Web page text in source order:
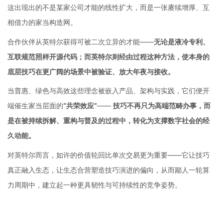
这出现出的不是某家公司才能的线性扩大，而是一张赓续增厚、互
相借力的家当构造网。
合作伙伴从英特尔获得可被二次立异的才能——无论是液冷专利、
互联规范照样开源代码；而英特尔则经由过程这种方法，使本身的
底层技巧在更广阔的场景中被验证、放大年夜与接收。
当普惠、绿色与高效这些理念被嵌入产品、架构与实践，它们便开
端催生家当层面的“共荣效应”—— 技巧不再只为高端范畴办事，而
是在被持续拆解、重构与普及的过程中，转化为支撑数字社会的经
久动能。
对英特尔而言，如许的价值轮回比单次交易更为重要——它让技巧
真正融入生态，让生态合营塑造技巧演进的偏向，从而鄙人一轮算
力周期中，建立起一种更具韧性与可持续性的竞争姿势。